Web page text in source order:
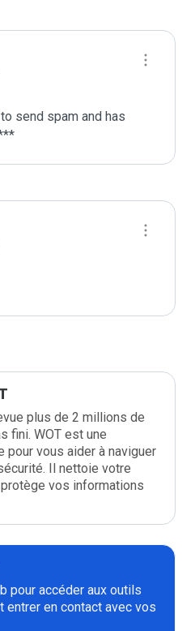
send spam and has
plus de 2 millions de
fini. WOT est une
pour vous aider à naviguer
Il nettoie votre
vos informations
pour accéder aux outils
entrer en contact avec vos